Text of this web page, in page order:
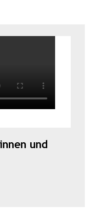
und
öffnen
ansehen